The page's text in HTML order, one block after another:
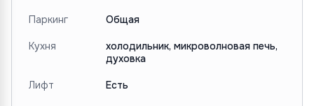
Паркинг Общая
Кухня
холодильник, микроволновая печь,
духовка
Лифт Есть